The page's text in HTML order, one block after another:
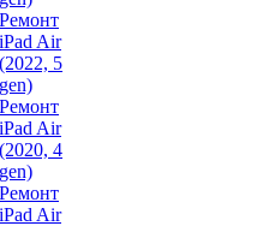
Ремонт
iPad Air
(2022, 5
gen)
Ремонт
iPad Air
(2020, 4
gen)
Ремонт
iPad Air